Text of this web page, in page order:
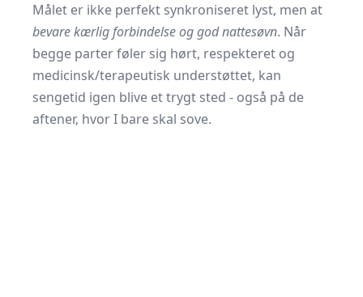
Målet er ikke perfekt synkroniseret lyst, men at
bevare kærlig forbindelse og god nattesøvn. Når
begge parter føler sig hørt, respekteret og
medicinsk/terapeutisk understøttet, kan
sengetid igen blive et trygt sted - også på de
aftener, hvor I bare skal sove.